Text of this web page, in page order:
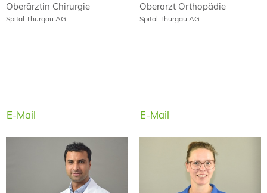
Oberärztin Chirurgie
Spital Thurgau AG
E-Mail
Oberarzt Orthopädie
Spital Thurgau AG
E-Mail
Baktash Aqtashi Laura Argenton